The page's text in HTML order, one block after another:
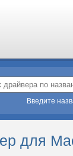
Введите
для